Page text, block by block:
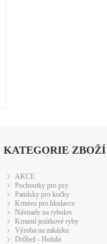
KATEGORIE ZBOŽÍ
AKCE
Pochoutky pro psy
Pamlsky pro kočky
Krmivo pro hlodavce
Návnady na rybolov
Krmení jezírkové ryby
Výroba na zakázku
Drůbež - Holubi